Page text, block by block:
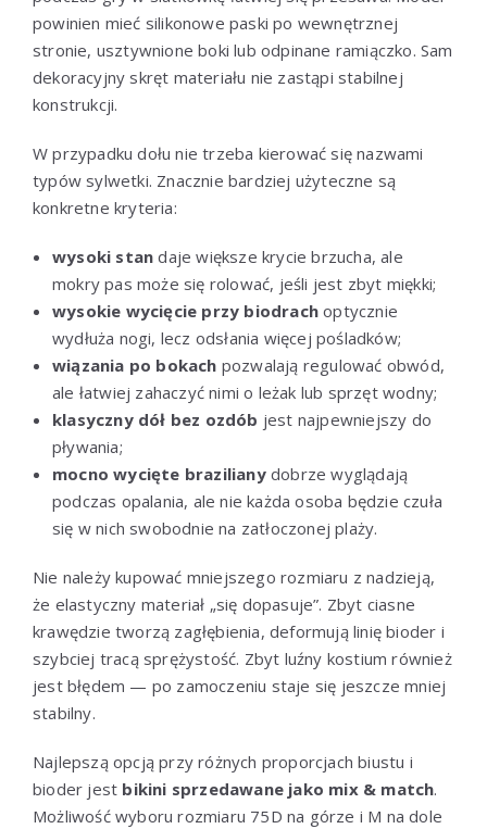
powinien mieć silikonowe paski po wewnętrznej
stronie, usztywnione boki lub odpinane ramiączko. Sam
dekoracyjny skręt materiału nie zastąpi stabilnej
konstrukcji.
W przypadku dołu nie trzeba kierować się nazwami
typów sylwetki. Znacznie bardziej użyteczne są
konkretne kryteria:
wysoki stan daje większe krycie brzucha, ale
mokry pas może się rolować, jeśli jest zbyt miękki;
wysokie wycięcie przy biodrach optycznie
wydłuża nogi, lecz odsłania więcej pośladków;
wiązania po bokach pozwalają regulować obwód,
ale łatwiej zahaczyć nimi o leżak lub sprzęt wodny;
klasyczny dół bez ozdób jest najpewniejszy do
pływania;
mocno wycięte brazilianydobrze wyglądają
podczas opalania, ale nie każda osoba będzie czuła
się w nich swobodnie na zatłoczonej plaży.
Nie należy kupować mniejszego rozmiaru z nadzieją,
że elastyczny materiał „się dopasuje”. Zbyt ciasne
krawędzie tworzą zagłębienia, deformują linię bioder i
szybciej tracą sprężystość. Zbyt luźny kostium również
jest błędem — po zamoczeniu staje się jeszcze mniej
stabilny.
Najlepszą opcją przy różnych proporcjach biustu i
bioder jest bikini sprzedawane jako mix & match.
Możliwość wyboru rozmiaru 75D na górze i M na dole